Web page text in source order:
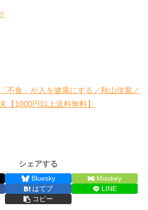
食」が人を健康にする／秋山佳胤／
【1000円以上送料無料】
シェアする
Bluesky
Misskey
はてブ
LINE
コピー